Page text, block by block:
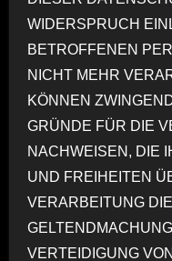
WIDERSPRUCH
BETROFFENEN
NICHT MEHR
KÖNNEN
GRÜNDE FÜR DIE
NACHWEISEN, DIE
UND FREIHEITEN
VERARBEITUNG
VERTEIDIGUNG